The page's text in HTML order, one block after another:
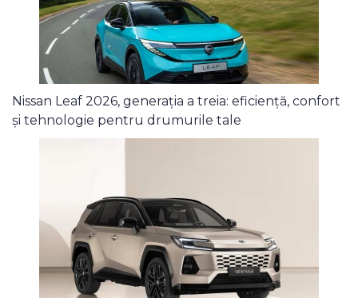
Nissan Leaf 2026, generația a treia: eficiență, confort
și tehnologie pentru drumurile tale